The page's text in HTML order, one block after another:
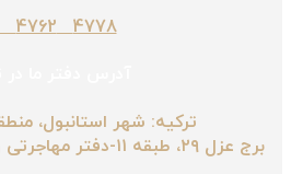
4778 4762 021
ترکیه: شهر استانبول،
برج عزل ۲۹، طبقه ۱۱-دفتر مهاجرتی و سرمایه گذاری پایسان